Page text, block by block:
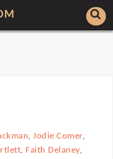
,Jodie Comer,
, Faith Delaney,